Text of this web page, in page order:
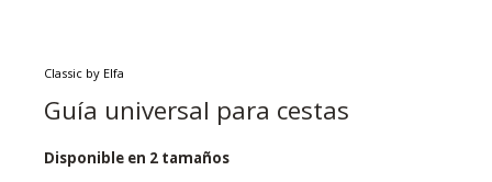
Classic by Elfa
Guía universal para cestas
Disponible en 2 tamaños